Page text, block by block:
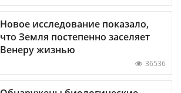
Новое исследование показало,
что Земля постепенно заселяет
Венеру жизнью
36536